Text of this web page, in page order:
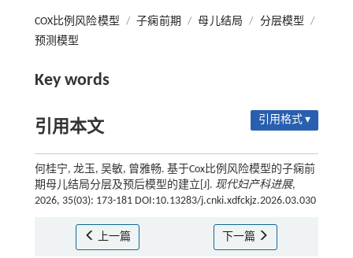
COX比例风险模型 / 子痫前期 / 母儿结局 / 分层模型 /
预测模型
Key words
引用本文 引用格式 ▾
何桂宁, 龙玉, 吴敏, 曾雅畅. 基于Cox比例风险模型的子痫前
期母儿结局分层及预后模型的建立[J]. 现代妇产科进展,
2026, 35(03): 173-181 DOI:10.13283/j.cnki.xdfckjz.2026.03.030
上一篇 下一篇